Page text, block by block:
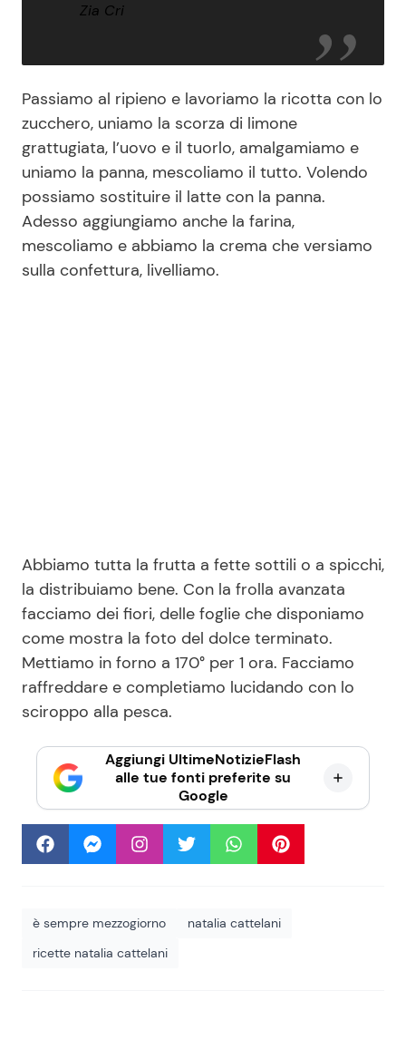
Zia Cri
Passiamo al ripieno e lavoriamo la ricotta con lo
zucchero, uniamo la scorza di limone
grattugiata, l’uovo e il tuorlo, amalgamiamo e
uniamo la panna, mescoliamo il tutto. Volendo
possiamo sostituire il latte con la panna.
Adesso aggiungiamo anche la farina,
mescoliamo e abbiamo la crema che versiamo
sulla confettura, livelliamo.
Abbiamo tutta la frutta a fette sottili o a spicchi,
la distribuiamo bene. Con la frolla avanzata
facciamo dei fiori, delle foglie che disponiamo
come mostra la foto del dolce terminato.
Mettiamo in forno a 170° per 1 ora. Facciamo
raffreddare e completiamo lucidando con lo
sciroppo alla pesca.
Aggiungi UltimeNotizieFlash
alle tue fonti preferite su
Google
è sempre mezzogiorno
natalia cattelani
ricette natalia cattelani